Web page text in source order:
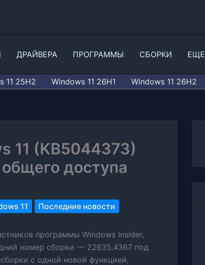
ДРАЙВЕРА ПРОГРАММЫ СБОРКИ ЕЩЕ
11 25H2 Windows 11 26H1 Windows 11 26H2
11 (KB5044373)
доступа
11 Последние новости
программы Windows Insider,
номер сборки — 22635.4367 под
с одной новой функцией,